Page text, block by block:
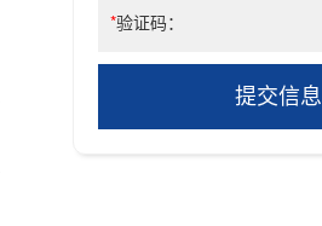
*验证码：
提交信息